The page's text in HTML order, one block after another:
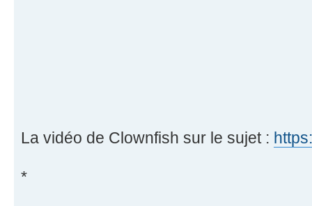
La vidéo de Clownfish sur le sujet :
*